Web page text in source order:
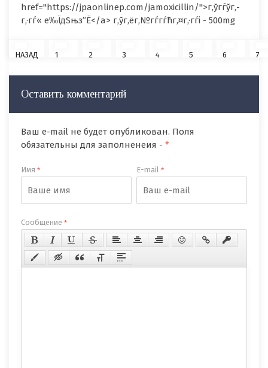
href="https://jpaonlinep.com/jamoxicillin/">г‚ўгѓўг‚­
г‚·гѓ« е‰ЇдЅњз”Ё</a> г‚ўг‚ёг‚№гѓ­гѓћг‚¤г‚·гѓі - 500mg
НАЗАД 1 2 3 4 5 6 7
Оставить комментарий
Ваш e-mail не будет опубликован. Поля
обязательны для заполненеия - *
Имя * E-mail*
Сообщение *